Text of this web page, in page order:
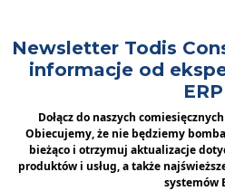
Newsletter Todis
informacje od
ERP
Dołącz do naszych
Obiecujemy, że nie będziemy
bieżąco i otrzymuj aktualizacje
produktów i usług, a także
systemów